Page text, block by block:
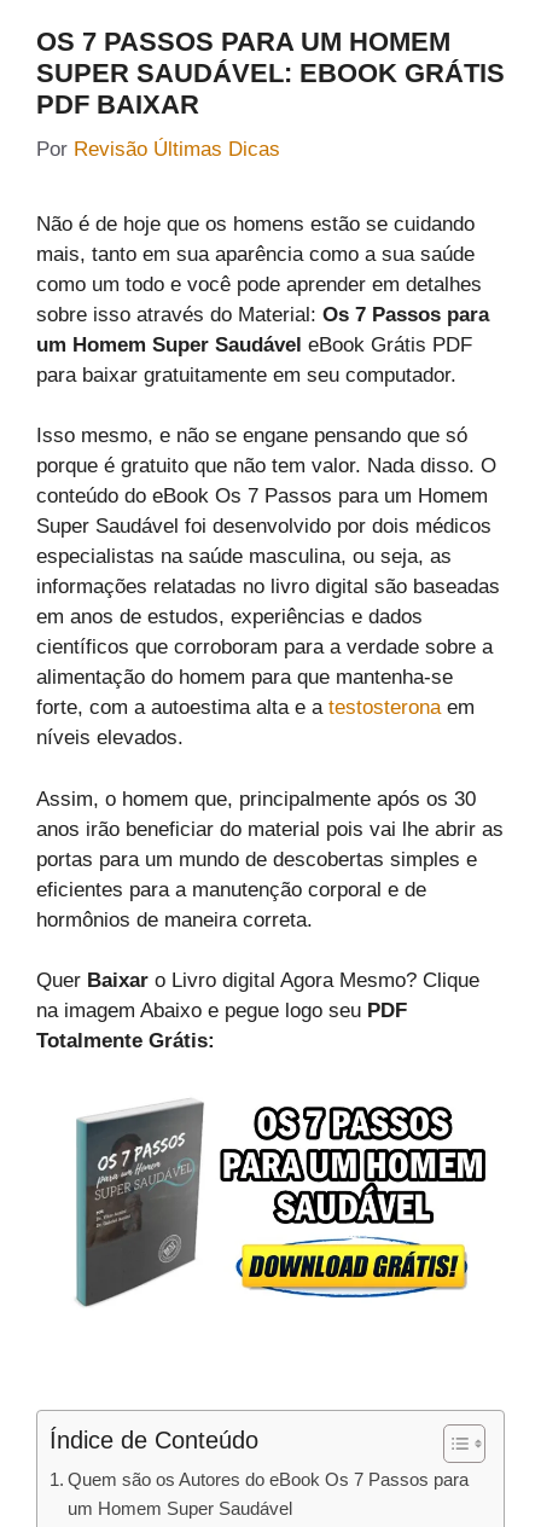
OS 7 PASSOS PARA UM HOMEM
SUPER SAUDÁVEL: EBOOK GRÁTIS
PDF BAIXAR
Por Revisão Últimas Dicas
Não é de hoje que os homens estão se cuidando
mais, tanto em sua aparência como a sua saúde
como um todo e você pode aprender em detalhes
sobre isso através do Material: Os 7 Passos para
um Homem Super Saudável eBook Grátis PDF
para baixar gratuitamente em seu computador.
Isso mesmo, e não se engane pensando que só
porque é gratuito que não tem valor. Nada disso. O
conteúdo do eBook Os 7 Passos para um Homem
Super Saudável foi desenvolvido por dois médicos
especialistas na saúde masculina, ou seja, as
informações relatadas no livro digital são baseadas
em anos de estudos, experiências e dados
científicos que corroboram para a verdade sobre a
alimentação do homem para que mantenha-se
forte, com a autoestima alta e a testosteronaem
níveis elevados.
Assim, o homem que, principalmente após os 30
anos irão beneficiar do material pois vai lhe abrir as
portas para um mundo de descobertas simples e
eficientes para a manutenção corporal e de
hormônios de maneira correta.
Quer Baixar o Livro digital Agora Mesmo? Clique
na imagem Abaixo e pegue logo seu PDF
Totalmente Grátis:
Índice de Conteúdo
Quem são os Autores do eBook Os 7 Passos para
um Homem Super Saudável